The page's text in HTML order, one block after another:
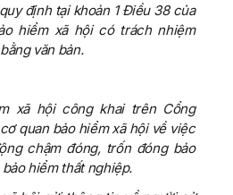
định tại khoản 1 Điều 38 của
hiểm xã hội có trách nhiệm
văn bản.
xã hội công khai trên Cổng
quan bảo hiểm xã hội về việc
chậm đóng, trốn đóng bảo
hiểm thất nghiệp.